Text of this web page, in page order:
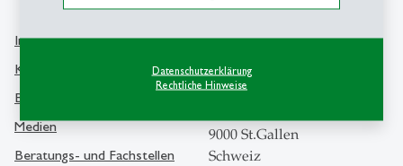
Datenschutzerklärung
Rechtliche Hinweise
Info Desk
Kontakt und Lageplan
Bibliothek
Medien
Beratungs- und Fachstellen
Kontakt
Universität St.Gallen
9000 St.Gallen
Schweiz